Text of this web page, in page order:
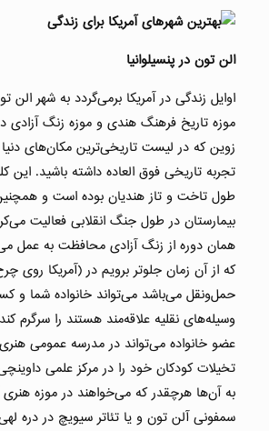
الن تون در پنسیلوانیا
اوایل زندگی در آمریکا برمی‌گردد به شهر الن
موزه تاریخ فرهنگ هندی و موزه زنگ آزادی
زوین که در لیست تاریخی‌ترین مکان‌های
تجربه تاریخی فوق العاده داشته باشید. این
طول تاخت و تاز هندیان بوده است و
بیمارستان در طول جنگ انقلابی فعالیت
همان دوره از زنگ آزادی محافظت به عمل
که از آن زمان جلوتر برویم در (آمریکا روی
حمل‌ونقل می‌باشد می‌تواند خانواده شما و
وسیله‌های نقلیه علاقه‌مند هستند را سرگرم
عضو خانواده می‌تواند در مدرسه عمومی
تخیلات کودکان خود را در مرکز علمی
به آن‌ها هرچقدر که می‌خواهند در موزه
سمفونی آلن تون و یا تئاتر سیویچ در دره